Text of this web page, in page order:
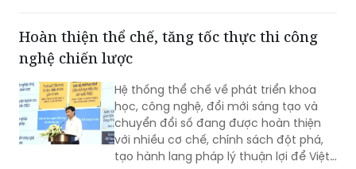
cách trọng tâm trong nhiệm kỳ cuối và
cam kết sẽ thực thi quy định này ngay
Hoàn thiện thể chế, tăng tốc thực thi công
nghệ chiến lược
Hệ thống thể chế về phát triển khoa
học, công nghệ, đổi mới sáng tạo và
chuyển đổi số đang được hoàn thiện
với nhiều cơ chế, chính sách đột phá,
tạo hành lang pháp lý thuận lợi để Việt